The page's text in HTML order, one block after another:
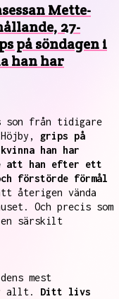
Mette-
27-
på söndagen i
han har
son från tidigare
grips på
han har
att han efter ett
förstörde förmål
återigen vända
Och precis som
särskilt
mest
allt. Ditt livs